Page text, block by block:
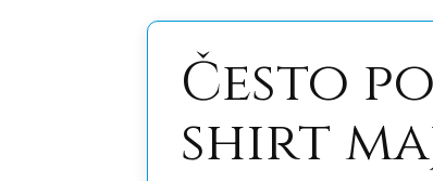
Često
shirt